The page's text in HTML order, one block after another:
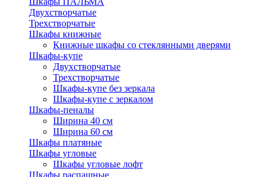
Двухстворчатые
Трехстворчатые
Шкафы книжные
Книжные шкафы со стеклянными дверями
Шкафы-купе
Двухстворчатые
Трехстворчатые
Шкафы-купе без зеркала
Шкафы-купе с зеркалом
Шкафы-пеналы
Ширина 40 см
Ширина 60 см
Шкафы платяные
Шкафы угловые
Шкафы угловые лофт
Шкафы распашные